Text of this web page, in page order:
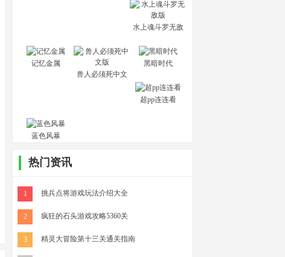
水上魂斗罗无敌
记忆金属
兽人必须死中文
黑暗时代
超pp连连看
蓝色风暴
热门资讯
1 挑兵点将游戏玩法介绍大全
2 疯狂的石头游戏攻略5360关
3 精灵大冒险第十三关通关指南